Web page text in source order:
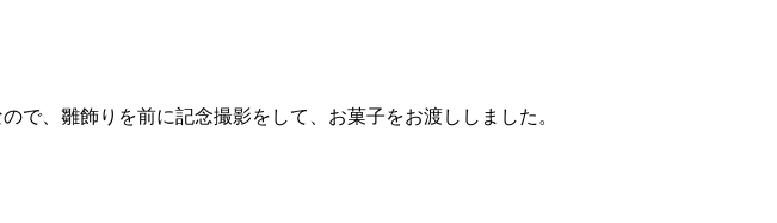
で、雛飾りを前に記念撮影をして、お菓子をお渡ししました。